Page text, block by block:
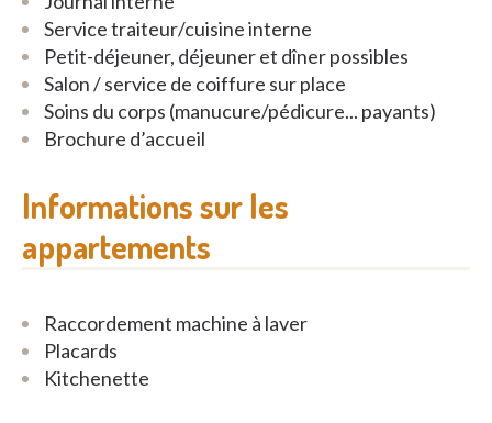
Service traiteur/cuisine interne
Petit-déjeuner, déjeuner et dîner possibles
Salon / service de coiffure sur place
Soins du corps (manucure/pédicure... payants)
Brochure d’accueil
Informations sur les
appartements
Raccordement machine à laver
Placards
Kitchenette